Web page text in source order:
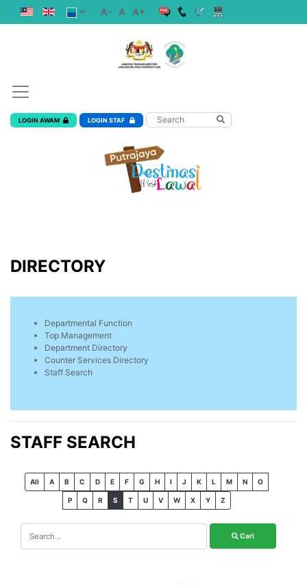
A- A A+
LOGIN AWAM LOGIN STAF
DIRECTORY
Departmental Function
Top Management
Department Directory
Counter Services Directory
Staff Search
STAFF SEARCH
All A B C D E F G H I J K L M N O
P Q R S T U V W X Y Z
Cari